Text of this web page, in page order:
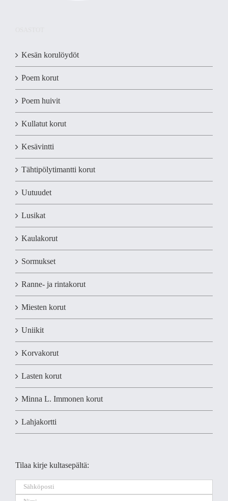
Kesän korulöydöt
Poem korut
Poem huivit
Kullatut korut
Kesävintti
Tähtipölytimantti korut
Uutuudet
Lusikat
Kaulakorut
Sormukset
Ranne- ja rintakorut
Miesten korut
Uniikit
Korvakorut
Lasten korut
Minna L. Immonen korut
Lahjakortti
Tilaa kirje kultasepältä: